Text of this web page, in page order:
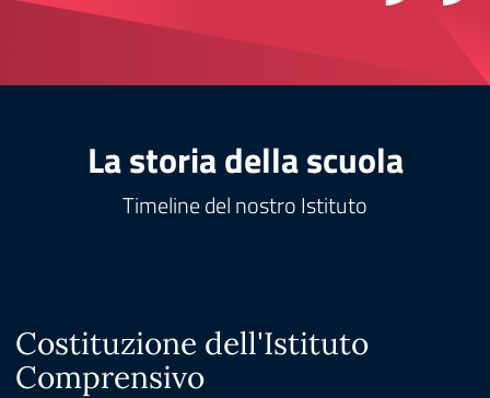
La storia della scuola
Timeline del nostro Istituto
Costituzione dell'Istituto
Comprensivo